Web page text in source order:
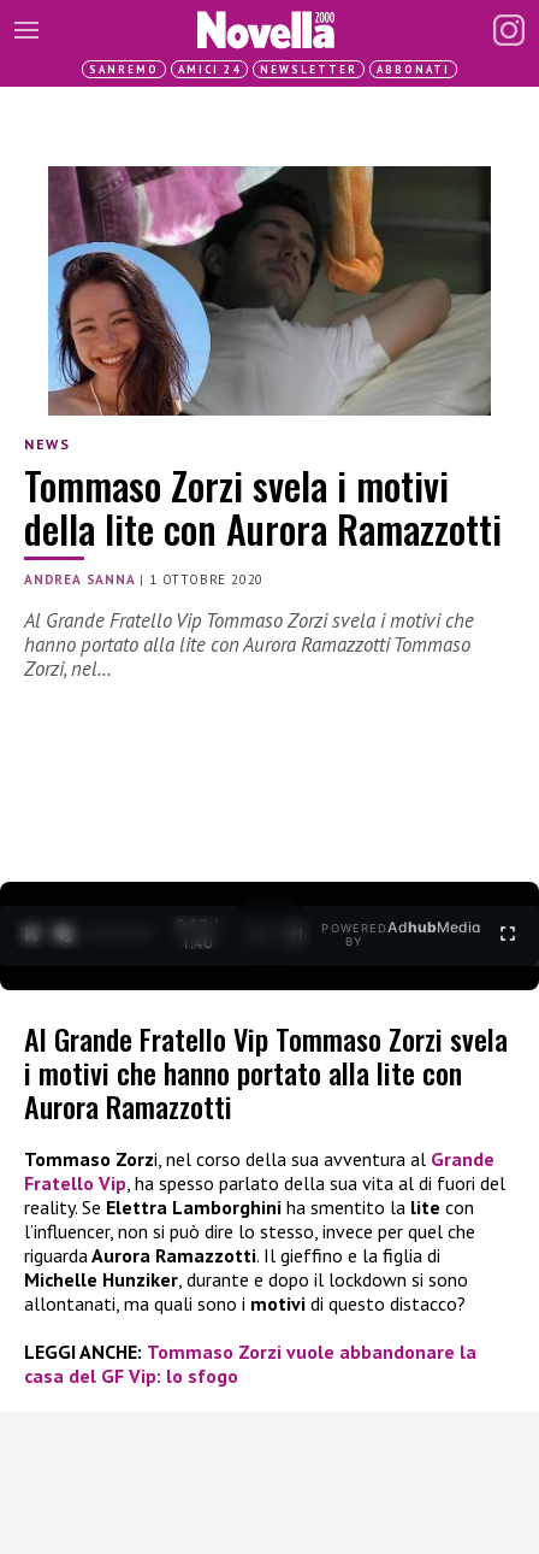
SANREMO AMICI 24 NEWSLETTER ABBONATI
NEWS
Tommaso Zorzi svela i motivi
della lite con Aurora Ramazzotti
ANDREA SANNA | 1 OTTOBRE 2020
Al Grande Fratello Vip Tommaso Zorzi svela i motivi che
hanno portato alla lite con Aurora Ramazzotti Tommaso
Zorzi, nel…
0:12 /
1:40
POWERED
BY
AdhubMedia
Al Grande Fratello Vip Tommaso Zorzi svela
i motivi che hanno portato alla lite con
Aurora Ramazzotti
Tommaso Zorzi, nel corso della sua avventura al Grande
Fratello Vip, ha spesso parlato della sua vita al di fuori del
reality. Se Elettra Lamborghini ha smentito la lite con
l’influencer, non si può dire lo stesso, invece per quel che
riguardaAurora Ramazzotti. Il gieffino e la figlia di
Michelle Hunziker, durante e dopo il lockdown si sono
allontanati, ma quali sono i motivi di questo distacco?
LEGGI ANCHE: Tommaso Zorzi vuole abbandonare la
casa del GF Vip: lo sfogo